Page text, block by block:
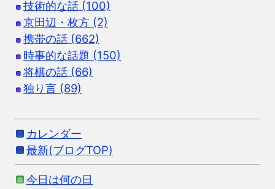
技術的な話 (100)
京田辺・枚方 (2)
携帯の話 (662)
時事的な話題 (150)
将棋の話 (66)
独り言 (89)
カレンダー
最新(ブログTOP)
今日は何の日